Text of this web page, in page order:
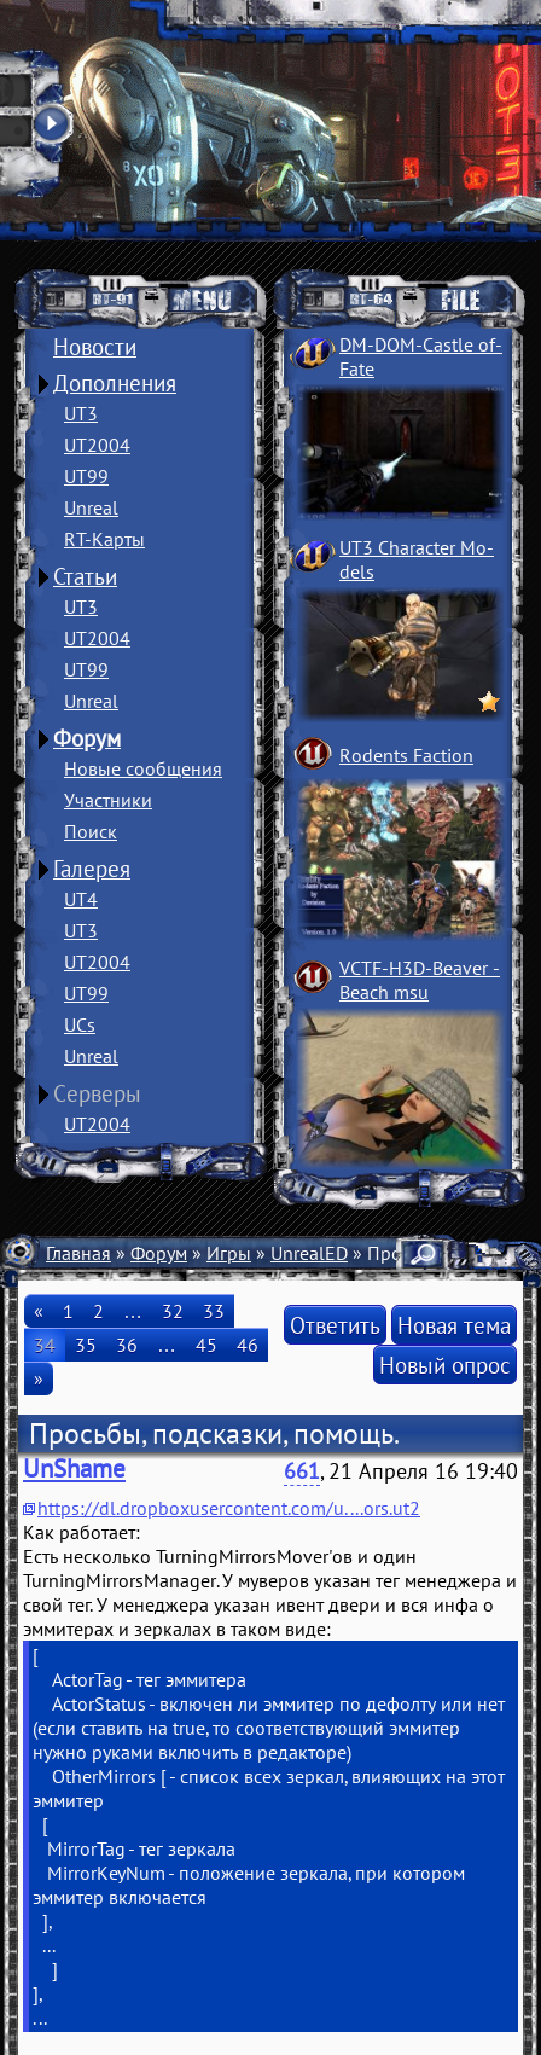
Новости
Дополнения
UT3
UT2004
UT99
Unreal
RT-Карты
Статьи
UT3
UT2004
UT99
Unreal
Форум
Новые сообщения
Участники
Поиск
Галерея
UT4
UT3
UT2004
UT99
UCs
Unreal
Серверы
UT2004
DM-DOM-Castle of­
Fate
UT3 Character Mo­
dels
Rodents Faction
VCTF-H3D-Beaver ­
Beach msu
Главная»Форум»Игры»UnrealED» Просьбы,
« 1 2 … 32
33
34
35 36 … 45
46
»
Ответить Новая тема
Новый опрос
Просьбы, подсказки, помощь.
UnShame 661, 21 Апреля 16 19:40
https://dl.dropboxusercontent.com/u....ors.ut2
Как работает:
Есть несколько TurningMirrorsMover'ов и один
TurningMirrorsManager. У муверов указан тег менеджера и
свой тег. У менеджера указан ивент двери и вся инфа о
эммитерах и зеркалах в таком виде:
[
ActorTag - тег эммитера
ActorStatus - включен ли эммитер по дефолту или нет
(если ставить на true, то соответствующий эммитер
нужно руками включить в редакторе)
OtherMirrors [ - список всех зеркал, влияющих на этот
эммитер
[
MirrorTag - тег зеркала
MirrorKeyNum - положение зеркала, при котором
эммитер включается
],
...
]
],
...